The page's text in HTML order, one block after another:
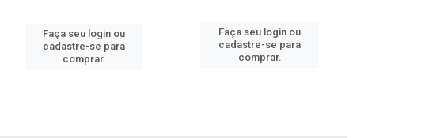
Faça seu login ou
cadastre-se para
comprar.
Faça seu login ou
cadastre-se para
comprar.